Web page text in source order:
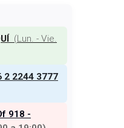
(Lun. - Vie.
2 2244 3777
918 -